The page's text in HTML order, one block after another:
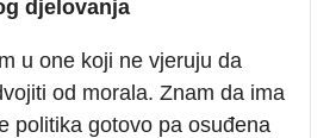
djelovanja
u one koji ne vjeruju da
od morala. Znam da ima
politika gotovo pa osuđena